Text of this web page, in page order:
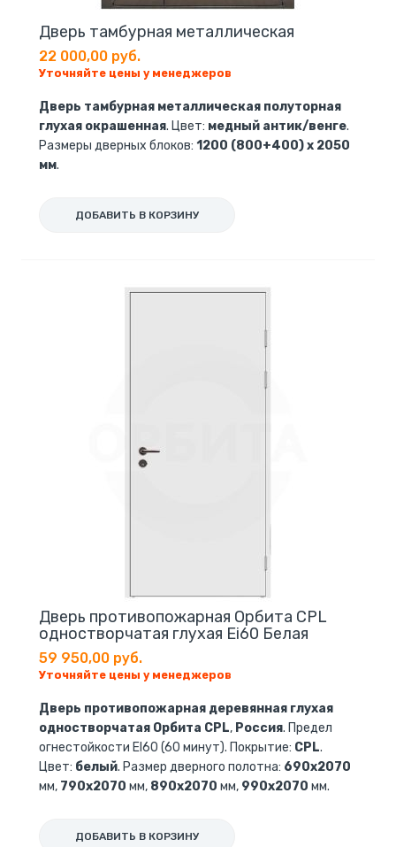
Дверь тамбурная металлическая
22 000,00 руб.
Уточняйте цены у менеджеров
Дверь тамбурная металлическая полуторная
глухая окрашенная. Цвет: медный антик/венге.
Размеры дверных блоков: 1200 (800+400) х 2050
мм.
ДОБАВИТЬ В КОРЗИНУ
Дверь противопожарная Орбита CPL
одностворчатая глухая Ei60 Белая
59 950,00 руб.
Уточняйте цены у менеджеров
Дверь противопожарная деревянная глухая
одностворчатая Орбита CPL, Россия. Предел
огнестойкости EI60 (60 минут). Покрытие: CPL.
Цвет: белый. Размер дверного полотна: 690х2070
мм, 790х2070 мм, 890х2070 мм, 990х2070 мм.
ДОБАВИТЬ В КОРЗИНУ